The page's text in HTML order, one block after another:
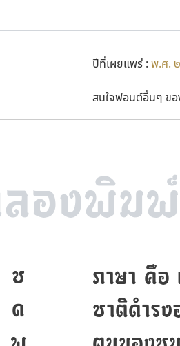
ปีที่เผยแพร่ : พ.ศ.
สนใจฟอนต์อื่นๆ ข
ช
ด
ภาษา คือ
ชาติดำร